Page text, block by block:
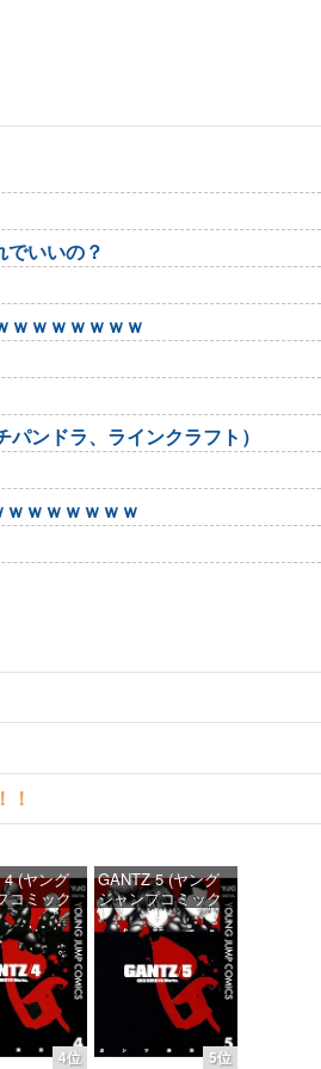
いいの？
ｗｗｗｗｗｗｗ
ンドラ、ラインクラフト）
ｗｗｗｗｗｗ
4位
(ヤング
コミック
価格：¥100
5位
GANTZ 5 (ヤング
ジャンプコミック
スDIGITAL)
価格：¥100